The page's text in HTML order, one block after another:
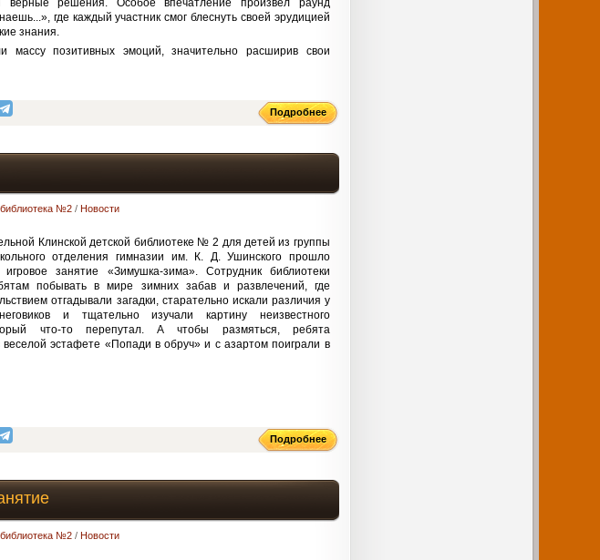
где каждый участник смог блеснуть своей эрудицией
знания.
массу позитивных эмоций, значительно расширив свои
Подробнее
библиотека №2 / Новости
Клинской детской библиотеке № 2 для детей из группы
отделения гимназии им. К. Д. Ушинского прошло
игровое занятие «Зимушка-зима». Сотрудник библиотеки
побывать в мире зимних забав и развлечений, где
отгадывали загадки, старательно искали различия у
и тщательно изучали картину неизвестного
что-то перепутал. А чтобы размяться, ребята
веселой эстафете «Попади в обруч» и с азартом поиграли в
Подробнее
библиотека №2 /Новости